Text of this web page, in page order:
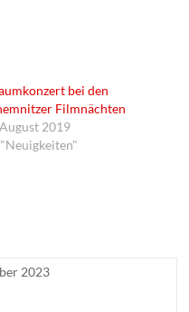
bei den
Filmnächten
2019
2023